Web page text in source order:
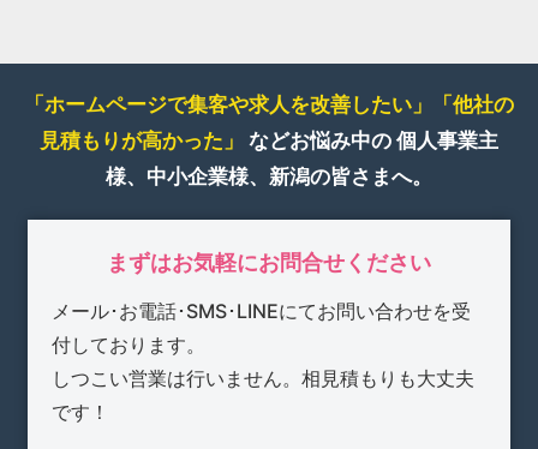
「ホームページで集客や求人を改善したい」
「他社の
見積もりが高かった」 などお悩み中の 個人事業主
様、中小企業様、新潟の皆さまへ。
まずはお気軽にお問合せください
メール･お電話･SMS･LINEにてお問い合わせを受
付しております。
しつこい営業は行いません。相見積もりも大丈夫
です！